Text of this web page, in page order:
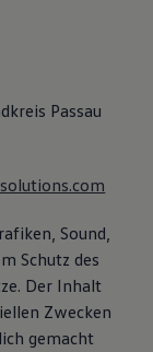
Passau
Sound,
Schutz des
Der Inhalt
Zwecken
gemacht